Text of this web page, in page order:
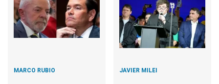
MARCO RUBIO JAVIER MILEI